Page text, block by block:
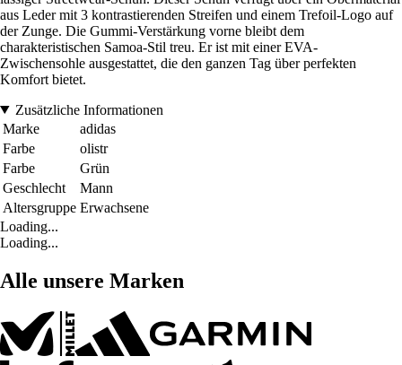
aus Leder mit 3 kontrastierenden Streifen und einem Trefoil-Logo auf
der Zunge. Die Gummi-Verstärkung vorne bleibt dem
charakteristischen Samoa-Stil treu. Er ist mit einer EVA-
Zwischensohle ausgestattet, die den ganzen Tag über perfekten
Komfort bietet.
Zusätzliche Informationen
Marke
adidas
Farbe
olistr
Farbe
Grün
Geschlecht
Mann
Altersgruppe Erwachsene
Loading...
Loading...
Alle unsere Marken